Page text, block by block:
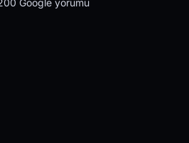
Google yorumu